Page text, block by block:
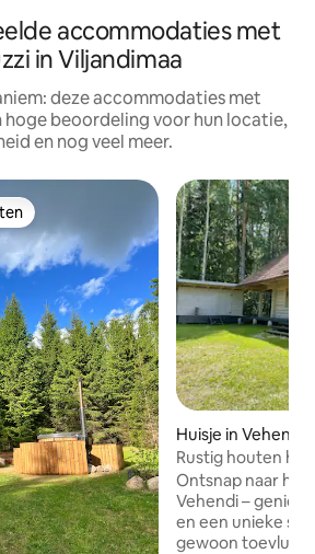
accommodaties met
in Viljandimaa
deze accommodaties met
hoge beoordeling voor hun locatie,
en nog veel meer.
Huisje in Vehendi
Rustig houten
Võrtsjärve
Ontsnap naar het
Vehendi – geniet
en een unieke sfeer! Ons blokhut
gewoon